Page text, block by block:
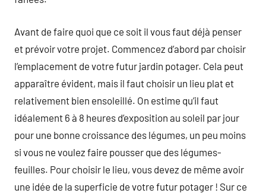
Avant de faire quoi que ce soit il vous faut déjà penser
et prévoir votre projet. Commencez d’abord par choisir
l’emplacement de votre futur jardin potager. Cela peut
apparaître évident, mais il faut choisir un lieu plat et
relativement bien ensoleillé. On estime qu’il faut
idéalement 6 à 8 heures d’exposition au soleil par jour
pour une bonne croissance des légumes, un peu moins
si vous ne voulez faire pousser que des légumes-
feuilles. Pour choisir le lieu, vous devez de même avoir
une idée de la superficie de votre futur potager ! Sur ce